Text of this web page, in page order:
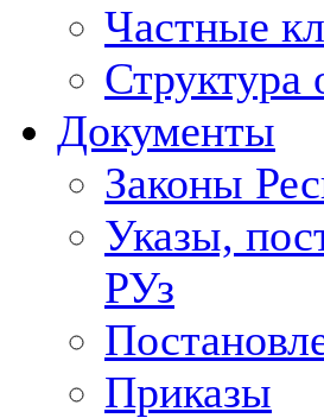
Частные
Структура
Документы
Законы
Указы,
РУз
Приказы